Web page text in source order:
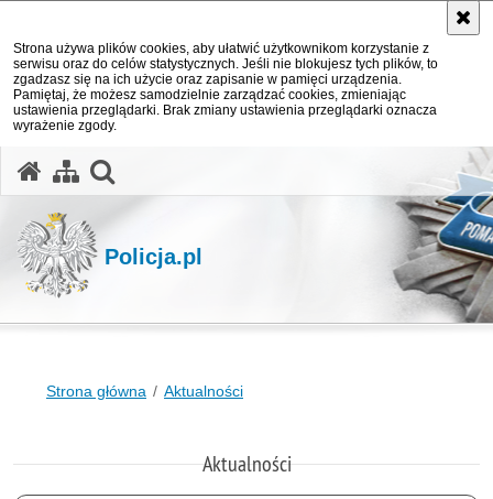
Strona używa plików cookies, aby ułatwić użytkownikom korzystanie z
serwisu oraz do celów statystycznych. Jeśli nie blokujesz tych plików, to
zgadzasz się na ich użycie oraz zapisanie w pamięci urządzenia.
Pamiętaj, że możesz samodzielnie zarządzać cookies, zmieniając
ustawienia przeglądarki. Brak zmiany ustawienia przeglądarki oznacza
wyrażenie zgody.
Policja.pl
Strona główna Aktualności
Aktualności